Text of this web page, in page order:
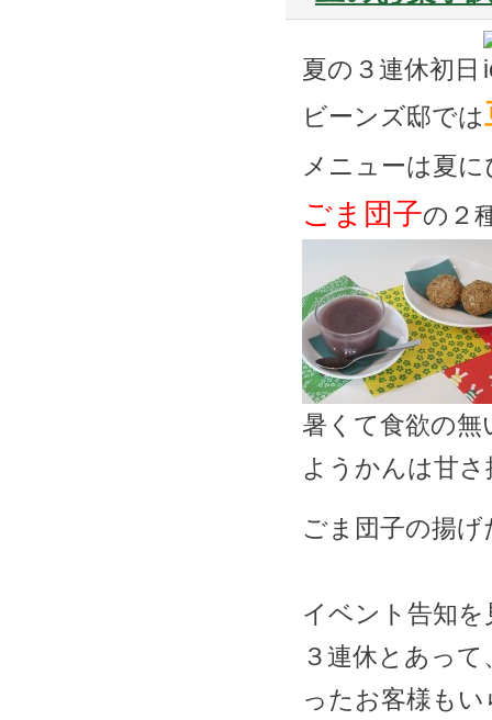
夏の３連休初日
ビーンズ邸では
メニューは夏
ごま団子の２
暑くて食欲の
ようかんは甘
ごま団子の揚
イベント告知
３連休とあっ
ったお客様も